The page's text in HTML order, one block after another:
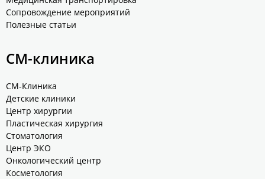
Сопровождение мероприятий
Полезные статьи
СМ-клиника
СМ-Клиника
Детские клиники
Центр хирургии
Пластическая хирургия
Стоматология
Центр ЭКО
Онкологический центр
Косметология